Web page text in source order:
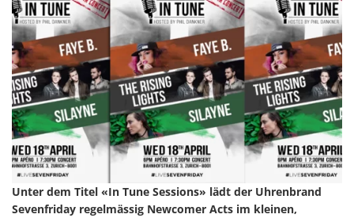
Unter dem Titel «In Tune Sessions» lädt der Uhrenbrand
Sevenfriday regelmässig Newcomer Acts im kleinen,